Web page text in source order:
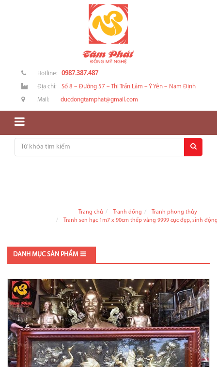
Hotline: 0987.387.487
Địa chỉ: Số 8 – Đường 57 – Thị Trấn Lâm – Ý Yên – Nam Định
Mail: ducdongtamphat@gmail.com
Trang chủ Tranh đồng
Tranh phong thủy
Tranh sen hạc 1m7 x 90cm thếp vàng 9999 cực đẹp, sinh
DANH MỤC SẢN PHẨM